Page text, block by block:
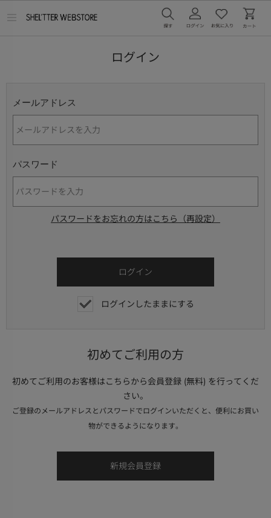
ログイン
メールアドレス
パスワード
パスワードをお忘れの方はこちら（再設定）
ログインしたままにする
初めてご利用の方
初めてご利用のお客様はこちらから会員登録 (無料) を行ってくだ
さい。
ご登録のメールアドレスとパスワードでログインいただくと、便利にお買い
物ができるようになります。